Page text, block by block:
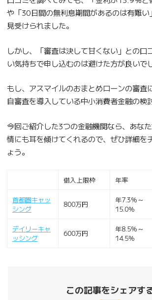
や「30日間の無利息期間があるのは有難い
見受けられました。
しかし、「審査は決して甘くない」との口
い気持ちで申し込むのは避けた方が良いで
もし、アスマイルのおまとめローンの審査
自審査を導入している中小消費者金融の検
今回ご紹介した3つの金融機関なら、あな
情にも耳を傾けてくれるので、ぜひ詳細を
ょう。
借入上限枠 年率
首都圏キャッ
シング
800万円
年7.3％～
15.0％
デイリーキャ
ッシング
600万円
年8.5％～
14.5％
この記事をシェアす